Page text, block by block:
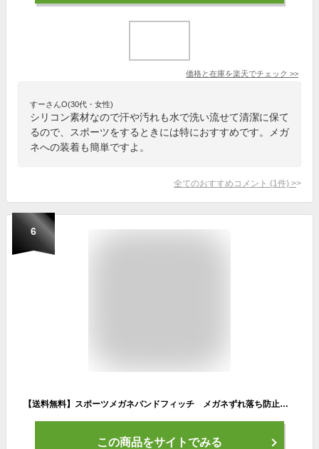
価格と在庫を楽天でチェック >>
すーさんO(30代・女性)
シリコン素材なので汗や汚れも水で洗い流せて清潔に保て
るので、スポーツをするときには特におすすめです。メガ
ネへの装着も簡単ですよ。
全てのおすすめコメント (1 件) >
6
【送料無料】スポーツメガネバンドフィッチ メガネずれ落ち防止 置き忘れ防止 アウトドア 水洗い可能 壊れない 丈夫 シリコン スポーツ 作業 サングラスバンド 首掛け ずれない おしゃれ 長さ調整可能 人気 日本製
この商品をサイトでみる